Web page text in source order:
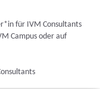
für IVM Consultants
Campus oder auf